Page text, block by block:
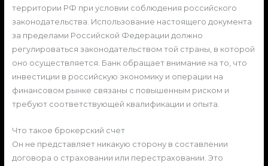
территории РФ при условии соблюдения российского
законодательства. Использование настоящего документа
за пределами Российской Федерации должно
регулироваться законодательством той страны, в которой
оно осуществляется. Банк обращает внимание на то, что
инвестиции в российскую экономику и операции на
финансовом рынке связаны с повышенным риском и
требуют соответствующей квалификации и опыта.
Что такое брокерский счет
Он не представляет никакую сторону в составлении
договора о страховании или перестраховании. Это